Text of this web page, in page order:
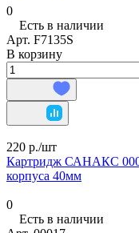
0
Есть в наличии
Арт. F7135S
В корзину
220 р./шт
Картридж САНАКС
корпуса 40мм
0
Есть в наличии